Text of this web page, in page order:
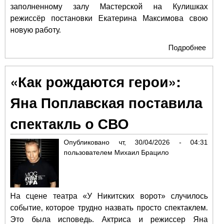
заполненному залу Мастерской на Кулишках
режиссёр постановки Екатерина Максимова свою
новую работу.
Подробнее
«Как рождаются герои»:
Яна Поплавская поставила
спектакль о СВО
Опубликовано чт, 30/04/2026 - 04:31
пользователем Михаил Брацило
На сцене театра «У Никитских ворот» случилось
событие, которое трудно назвать просто спектаклем.
Это была исповедь. Актриса и режиссер Яна